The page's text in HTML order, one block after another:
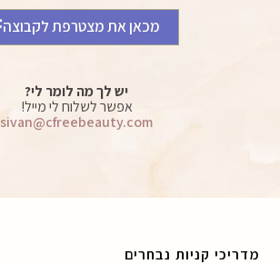
מכאן את מצטרפת לקבוצה
יש לך מה לומר לי?
אפשר לשלוח לי מייל!
sivan@cfreebeauty.com
מדריכי קניות נבחרים